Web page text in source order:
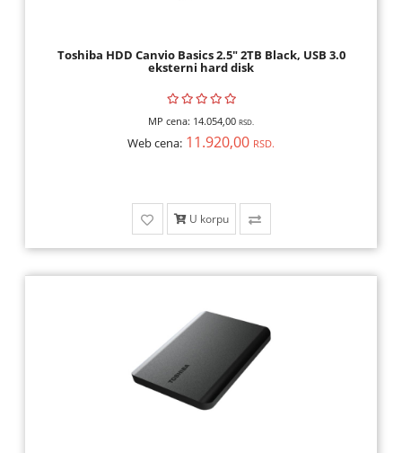
Toshiba HDD Canvio Basics 2.5" 2TB Black, USB 3.0
eksterni hard disk
MP cena: 14.054,00 RSD.
Web cena: 11.920,00 RSD.
U korpu